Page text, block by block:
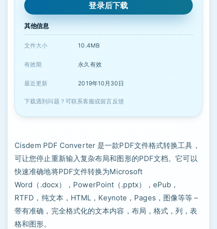
登录后下载
其他信息
文件大小 10.4MB
有效期 永久有效
最近更新 2019年10月30日
下载遇到问题？可联系客服或留言反馈
Cisdem PDF Converter 是一款PDF文件格式转换工具，
可让您停止重新输入复杂布局和图形的PDF文档。它可以
快速准确地将PDF文件转换为Microsoft
Word（.docx），PowerPoint（.pptx），ePub，
RTFD，纯文本，HTML，Keynote，Pages，图像等等 –
带有准确，完全格式化的文本内容，布局，格式，列，表
格和图形。